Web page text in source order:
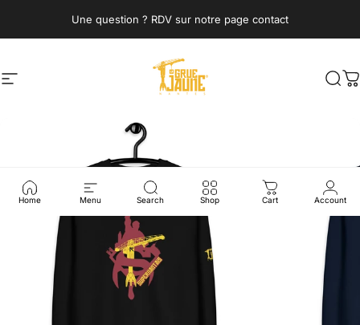
Une question ? RDV sur notre page contact
Site navigation La Grue Jaune
Home Menu Search Shop Cart Account